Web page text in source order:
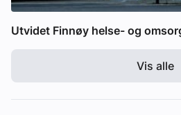
Utvidet Finnøy helse- og
Vis alle